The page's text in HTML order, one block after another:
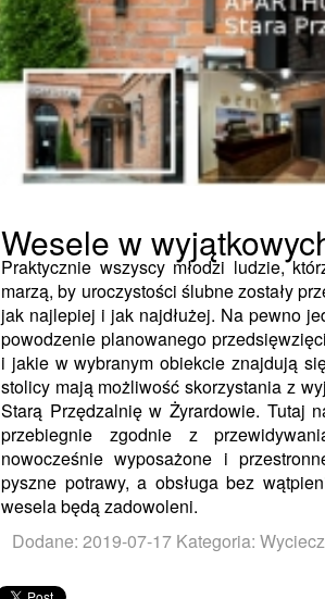
Wesele w
Praktycznie wszyscy młodzi ludzie,
marzą, by uroczystości ślubne zostały
jak najlepiej i jak najdłużej. Na pewno
powodzenie planowanego
i jakie w wybranym obiekcie znajdują
stolicy mają możliwość skorzystania z
Starą Przędzalnię w Żyrardowie. Tutaj
przebiegnie zgodnie z
nowocześnie wyposażone i
pyszne potrawy, a obsługa bez
wesela będą zadowoleni.
Dodane: 2019-07-17 Kategoria: